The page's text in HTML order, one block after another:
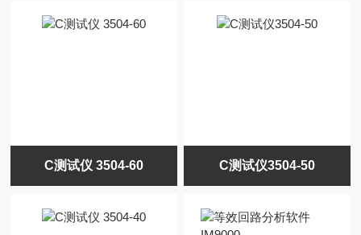
C测试仪 3504-60 C测试仪3504-50